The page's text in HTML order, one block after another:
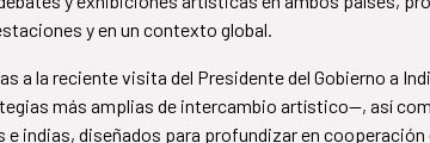
y en un contexto global.
la reciente visita del Presidente del Gobierno a
más amplias de intercambio artístico—, así
indias, diseñados para profundizar en